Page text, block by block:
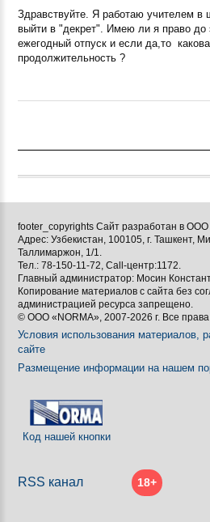
Здравствуйте. Я работаю учителем
выйти в "декрет". Имею ли я право до
ежегодный отпуск и если да,то
продолжительность ?
footer_copyrights Сайт разработан в ООО
Адрес: Узбекистан, 100105, г. Ташкент,
Таллимаржон, 1/1.
Тел.: 78-150-11-72, Call-центр:1172.
Главный администратор: Мосин
Копирование материалов с сайта без
администрацией ресурса запрещено.
© ООО «NORMA», 2007-2026 г. Все
Условия использования материалов,
сайте
Размещение информации на нашем
Код нашей кнопки
RSS канал 18+